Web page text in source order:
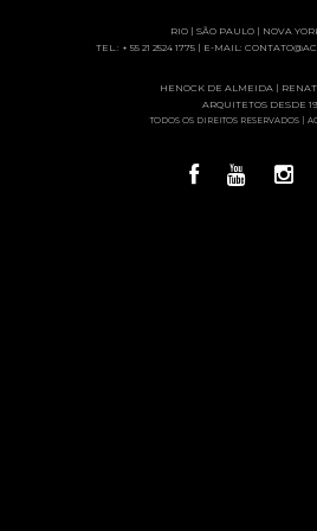
RIO | SÃO PAULO | NOVA
TEL.: + 55 21 2524 1775 | E-MAIL:
HENOCK DE ALMEIDA |
ARQUITETOS DESDE
TODOS OS DIREITOS RESERVADOS |